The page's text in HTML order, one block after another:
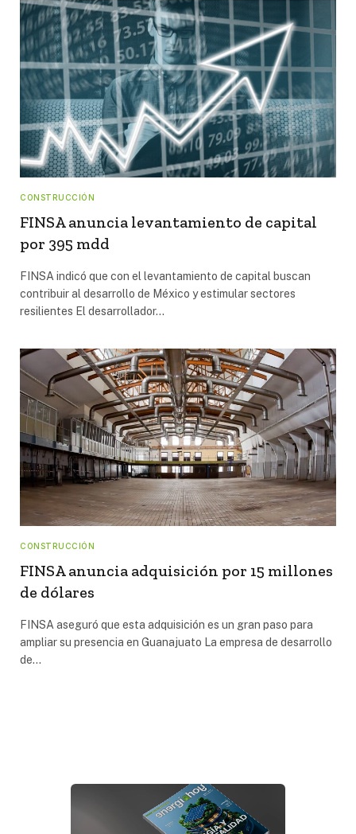
CONSTRUCCIÓN
FINSA anuncia levantamiento de capital
por 395 mdd
FINSA indicó que con el levantamiento de capital buscan
contribuir al desarrollo de México y estimular sectores
resilientes El desarrollador…
CONSTRUCCIÓN
FINSA anuncia adquisición por 15 millones
de dólares
FINSA aseguró que esta adquisición es un gran paso para
ampliar su presencia en Guanajuato La empresa de desarrollo
de…